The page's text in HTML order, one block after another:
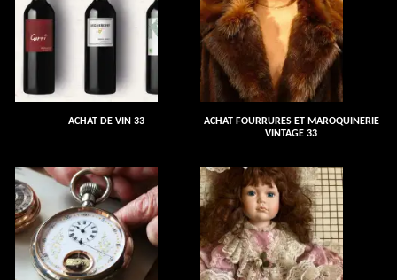
ACHAT DE VIN 33
ACHAT FOURRURES ET MAROQUINERIE
VINTAGE 33